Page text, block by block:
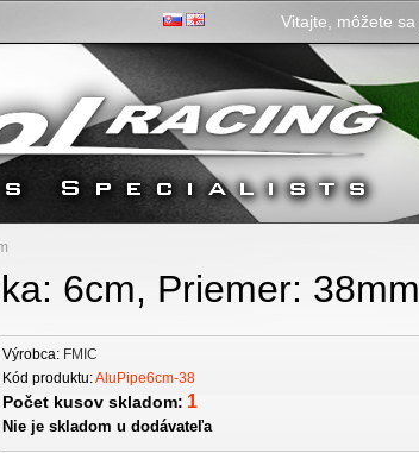
Vitajte, môžete sa
6cm, Priemer: 38mm
Výrobca: FMIC
Kód produktu:AluPipe6cm-38
Počet kusov skladom: 1
Nie je skladom u dodávateľa